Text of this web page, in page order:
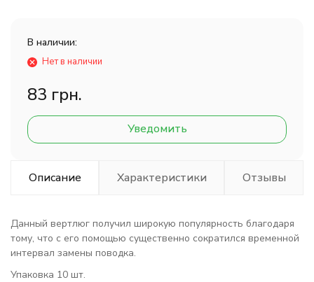
В наличии:
Нет в наличии
83 грн.
Уведомить
Описание Характеристики Отзывы
Данный вертлюг получил широкую популярность благодаря
тому, что с его помощью существенно сократился временной
интервал замены поводка.
Упаковка 10 шт.